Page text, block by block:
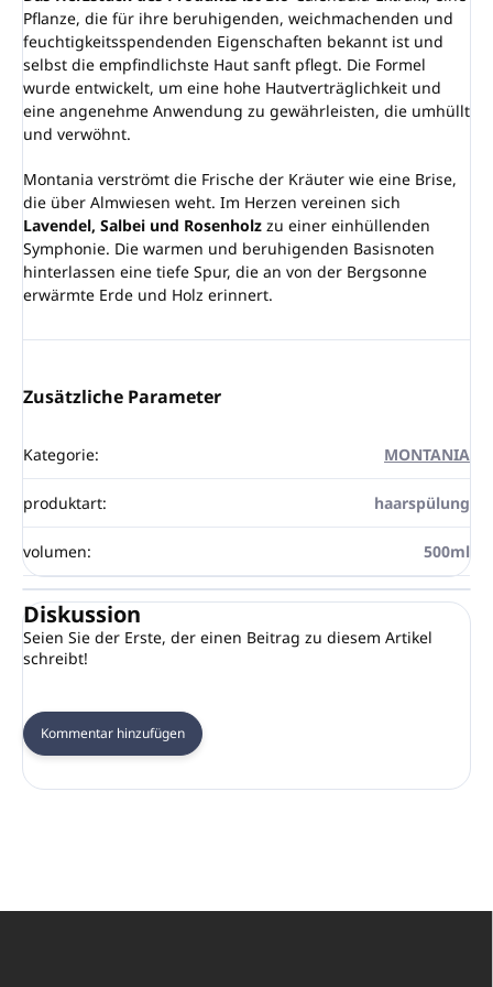
Pflanze, die für ihre beruhigenden, weichmachenden und
feuchtigkeitsspendenden Eigenschaften bekannt ist und
selbst die empfindlichste Haut sanft pflegt. Die Formel
wurde entwickelt, um eine hohe Hautverträglichkeit und
eine angenehme Anwendung zu gewährleisten, die umhüllt
und verwöhnt.
Montania verströmt die Frische der Kräuter wie eine Brise,
die über Almwiesen weht. Im Herzen vereinen sich
Lavendel, Salbei und Rosenholz zu einer einhüllenden
Symphonie. Die warmen und beruhigenden Basisnoten
hinterlassen eine tiefe Spur, die an von der Bergsonne
erwärmte Erde und Holz erinnert.
Zusätzliche Parameter
Kategorie: MONTANIA
produktart: haarspülung
volumen: 500ml
Diskussion
Seien Sie der Erste, der einen Beitrag zu diesem Artikel
schreibt!
Kommentar hinzufügen
F